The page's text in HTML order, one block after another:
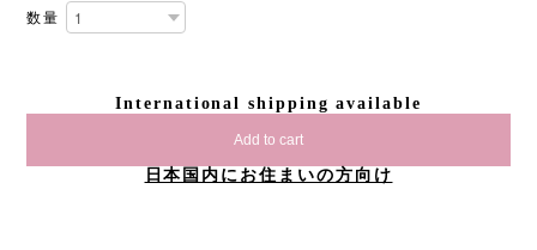
数量
International shipping available
Add to cart
日本国内にお住まいの方向け